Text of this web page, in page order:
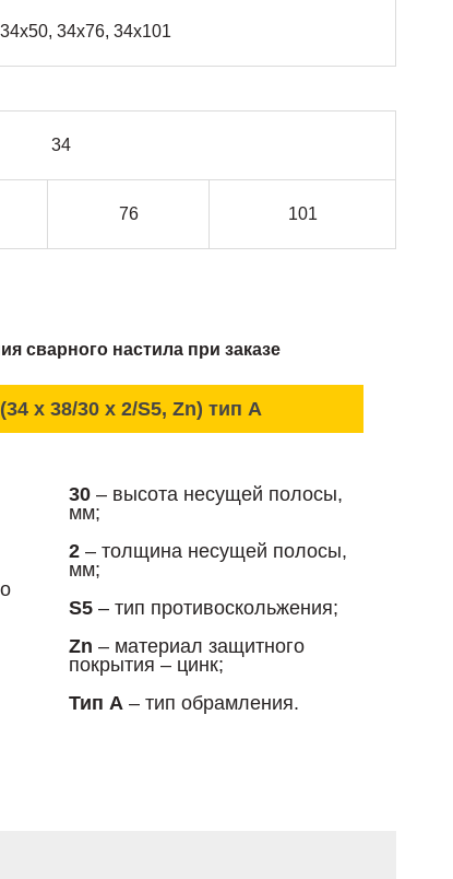
34х76, 34х101
34
76 101
сварного настила при заказе
x 38/30 x 2/S5, Zn) тип А
30 – высота несущей полосы,
мм;
2 – толщина несущей полосы,
мм;
S5 – тип противоскольжения;
Zn – материал защитного
покрытия – цинк;
Тип А – тип обрамления.